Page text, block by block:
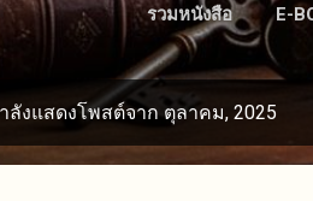
รวมหนังสือ E-
ลังแสดงโพสต์จาก ตุลาคม, 2025